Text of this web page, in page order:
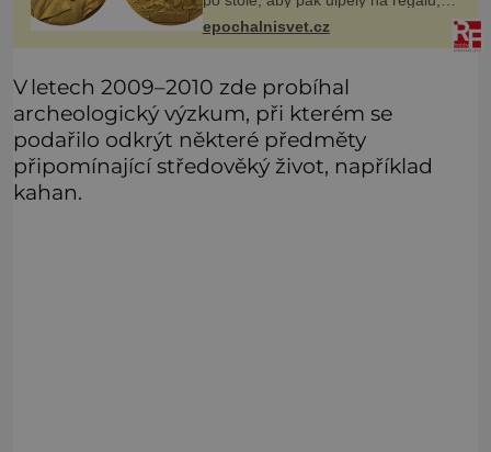
kde se nachází všemožné látky.
Hledá žluto-oranžovou tekutinu,
jakmile ji zahlédne, nesmírně se
epochalnisvet.cz
V letech 2009–2010 zde probíhal
archeologický výzkum, při kterém se
podařilo odkrýt některé předměty
připomínající středověký život, například
kahan.